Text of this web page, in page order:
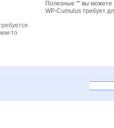
то
Полезные "" вы можете
WP-Cumulus требует